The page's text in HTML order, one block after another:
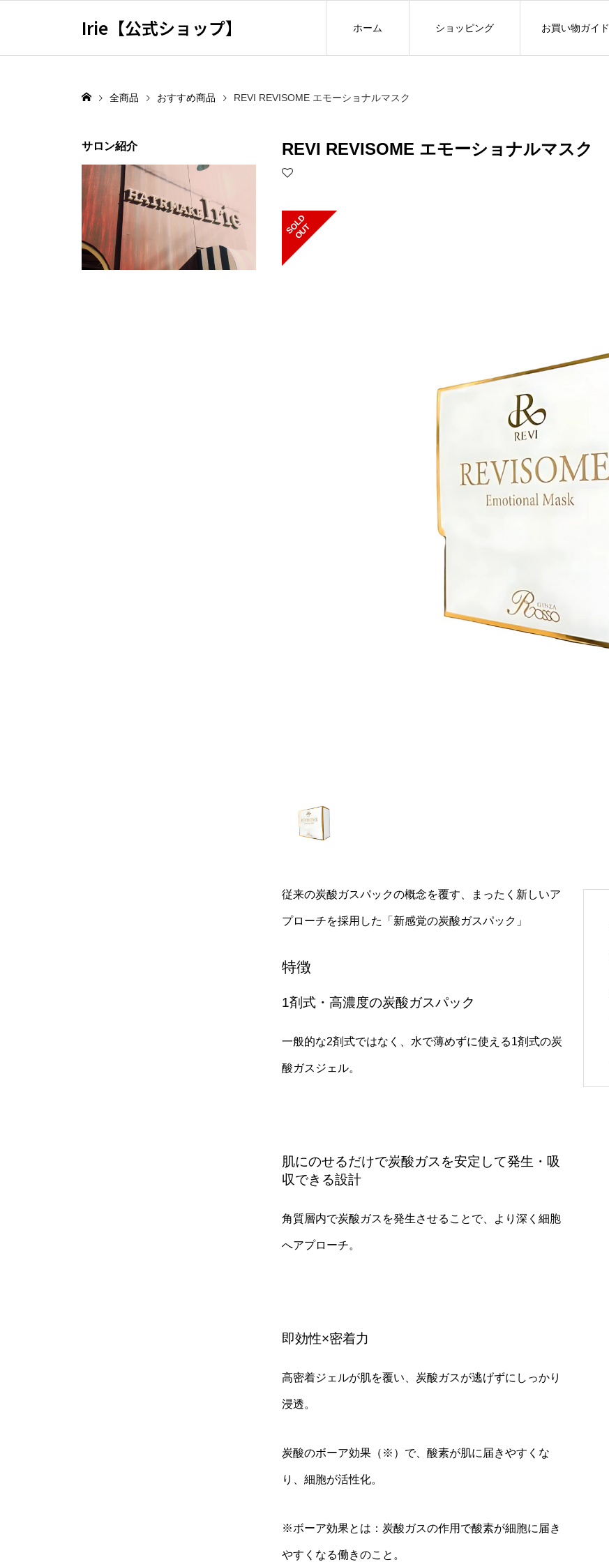
Irie【公式ショップ】 ホーム ショッピング お買い物ガイド
全商品 おすすめ商品 REVI REVISOME エモーショナルマスク
REVI REVISOME エモーショナルマスク
S
O
L
D
O
U
T
従来の炭酸ガスパックの概念を覆す、まったく新しいア
プローチを採用した「新感覚の炭酸ガスパック」
特徴
1剤式・高濃度の炭酸ガスパック
一般的な2剤式ではなく、水で薄めずに使える1剤式の炭
酸ガスジェル。
肌にのせるだけで炭酸ガスを安定して発生・吸
収できる設計
角質層内で炭酸ガスを発生させることで、より深く細胞
へアプローチ。
即効性×密着力
高密着ジェルが肌を覆い、炭酸ガスが逃げずにしっかり
浸透。
炭酸のボーア効果（※）で、酸素が肌に届きやすくな
り、細胞が活性化。
※ボーア効果とは：炭酸ガスの作用で酸素が細胞に届き
やすくなる働きのこと。
サロン紹介